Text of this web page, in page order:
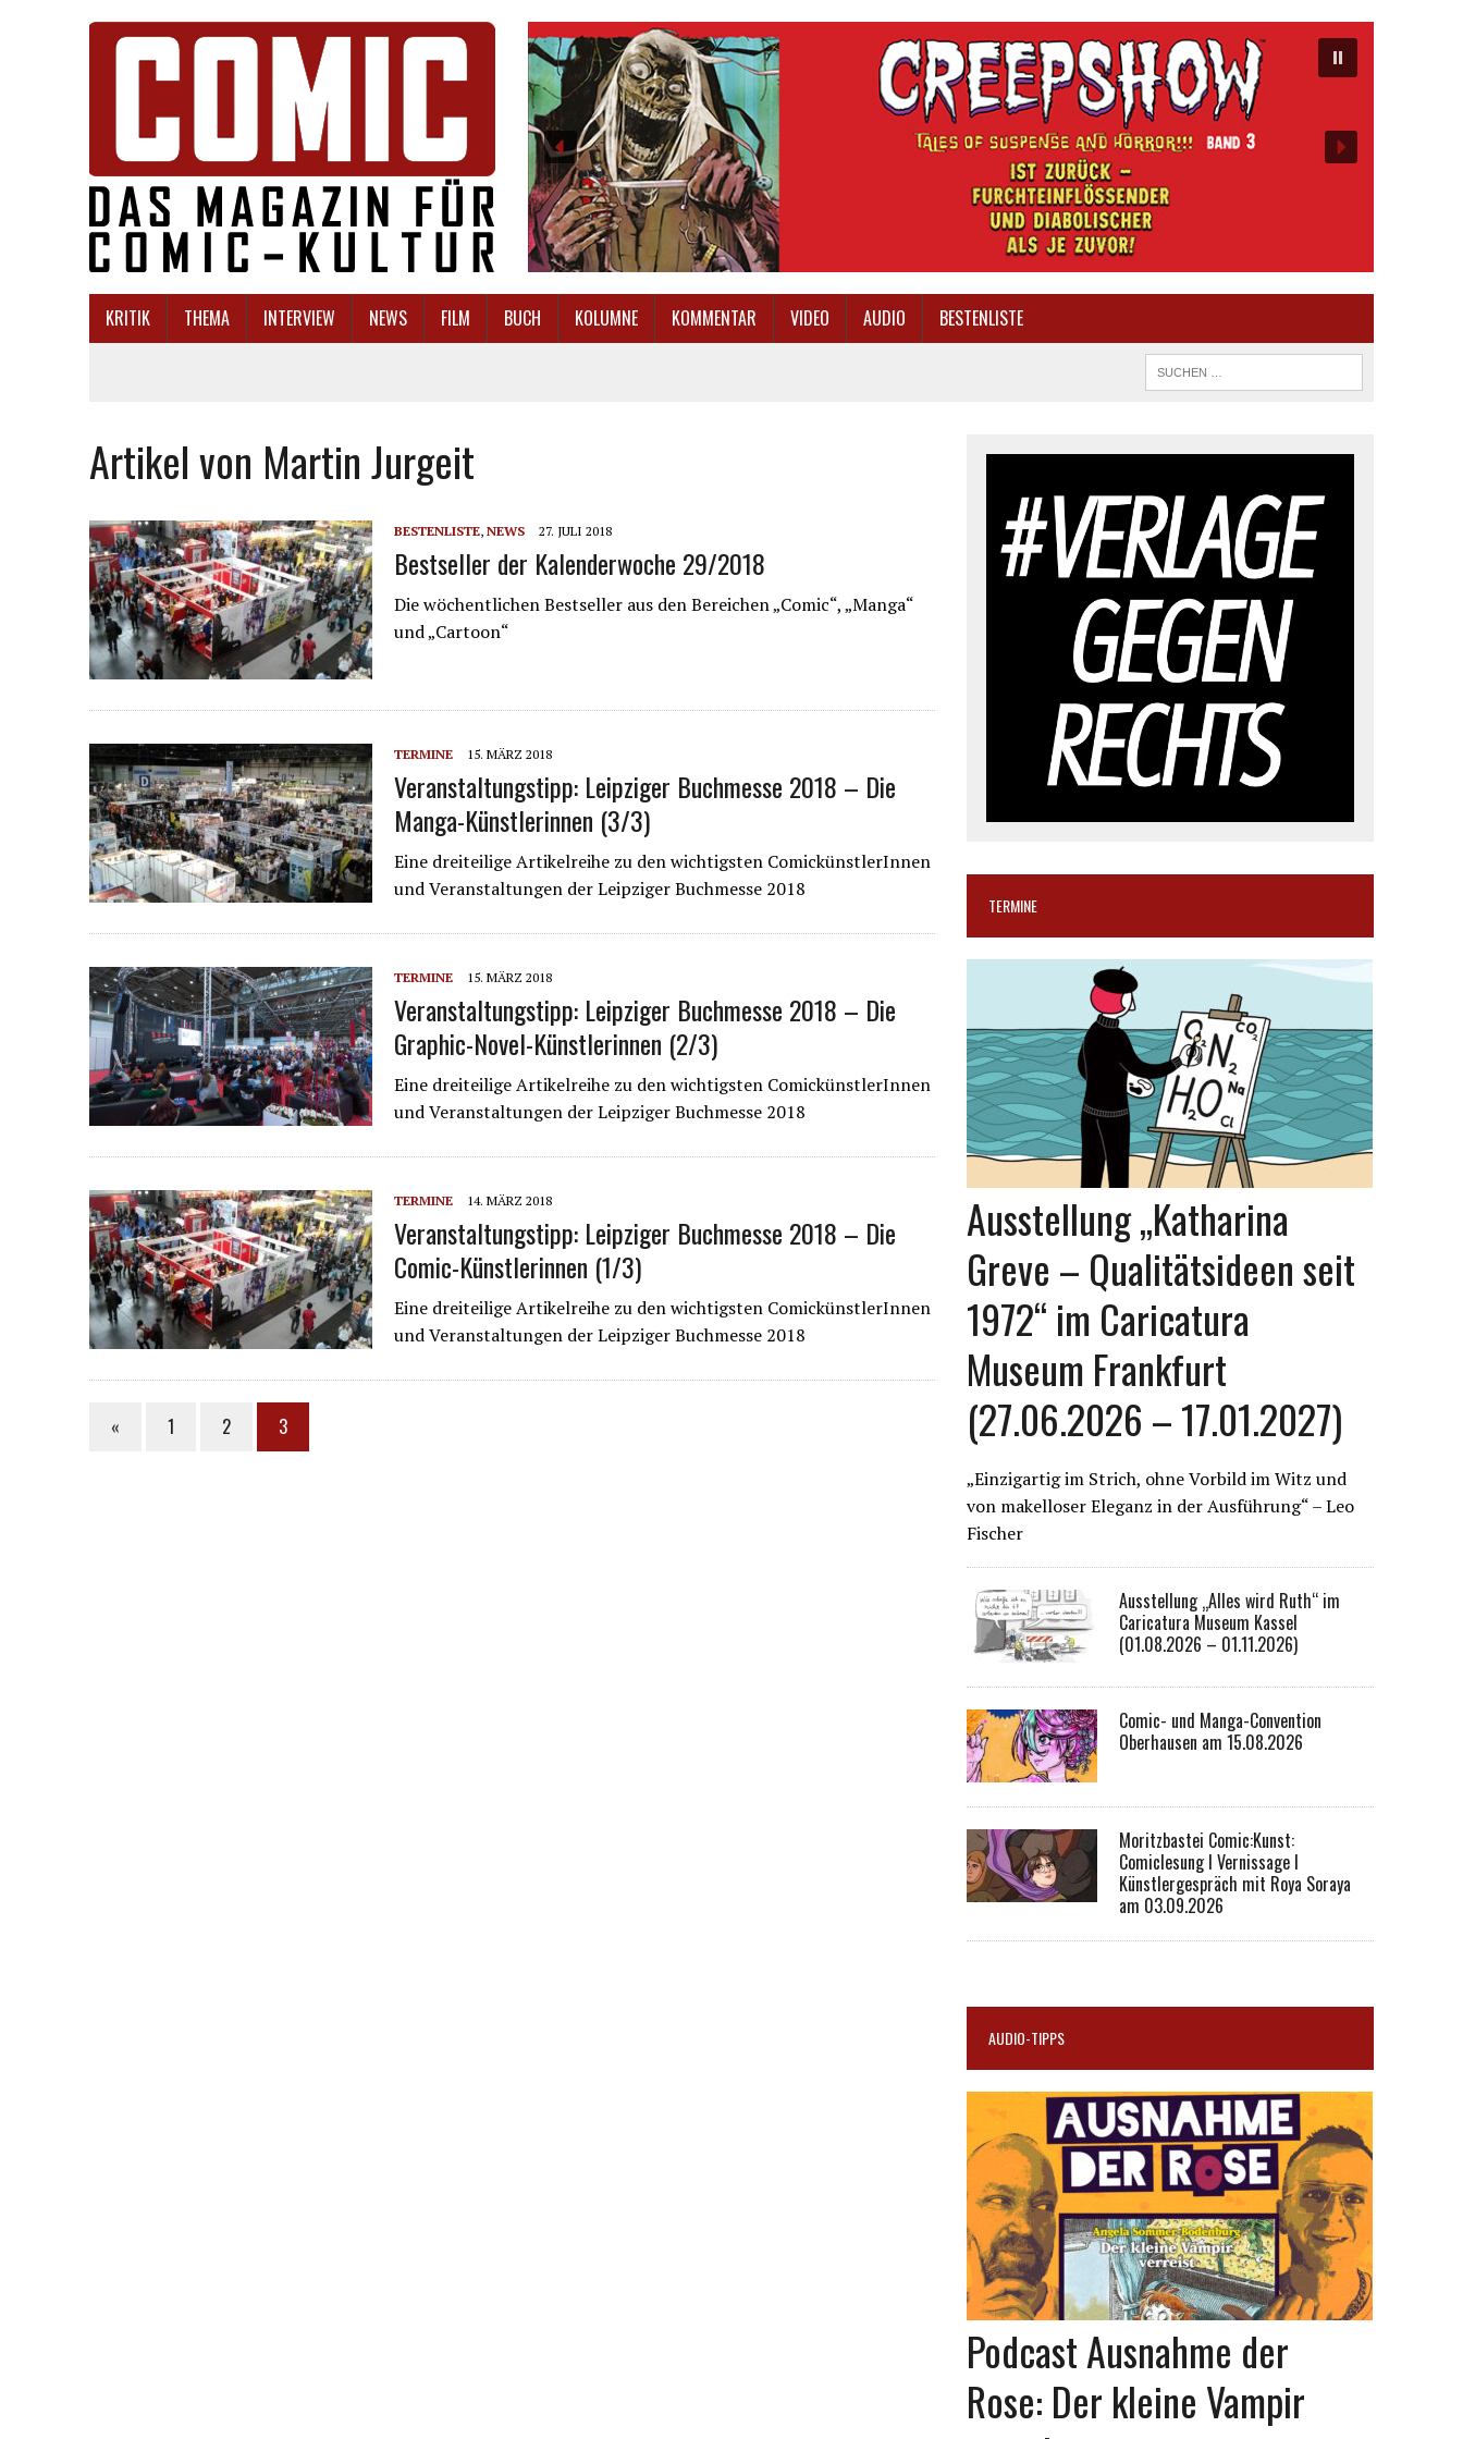
KRITIK THEMA INTERVIEW NEWS FILM BUCH KOLUMNE KOMMENTAR VIDEO AUDIO BESTENLISTE
Artikel von Martin Jurgeit
BESTENLISTE, NEWS 27. JULI 2018
Bestseller der Kalenderwoche 29/2018
Die wöchentlichen Bestseller aus den Bereichen „Comic“, „Manga“
und „Cartoon“
TERMINE 15. MÄRZ 2018
Veranstaltungstipp: Leipziger Buchmesse 2018 – Die
Manga-Künstlerinnen (3/3)
Eine dreiteilige Artikelreihe zu den wichtigsten ComickünstlerInnen
und Veranstaltungen der Leipziger Buchmesse 2018
TERMINE 15. MÄRZ 2018
Veranstaltungstipp: Leipziger Buchmesse 2018 – Die
Graphic-Novel-Künstlerinnen (2/3)
Eine dreiteilige Artikelreihe zu den wichtigsten ComickünstlerInnen
und Veranstaltungen der Leipziger Buchmesse 2018
TERMINE 14. MÄRZ 2018
Veranstaltungstipp: Leipziger Buchmesse 2018 – Die
Comic-Künstlerinnen (1/3)
Eine dreiteilige Artikelreihe zu den wichtigsten ComickünstlerInnen
und Veranstaltungen der Leipziger Buchmesse 2018
« 1 2 3
TERMINE
Ausstellung „Katharina
Greve – Qualitätsideen seit
1972“ im Caricatura
Museum Frankfurt
(27.06.2026 – 17.01.2027)
„Einzigartig im Strich, ohne Vorbild im Witz und
von makelloser Eleganz in der Ausführung“ – Leo
Fischer
Ausstellung „Alles wird Ruth“ im
Caricatura Museum Kassel
(01.08.2026 – 01.11.2026)
Comic- und Manga-Convention
Oberhausen am 15.08.2026
Moritzbastei Comic:Kunst:
Comiclesung I Vernissage I
Künstlergespräch mit Roya Soraya
am 03.09.2026
AUDIO-TIPPS
Podcast Ausnahme der
Rose: Der kleine Vampir